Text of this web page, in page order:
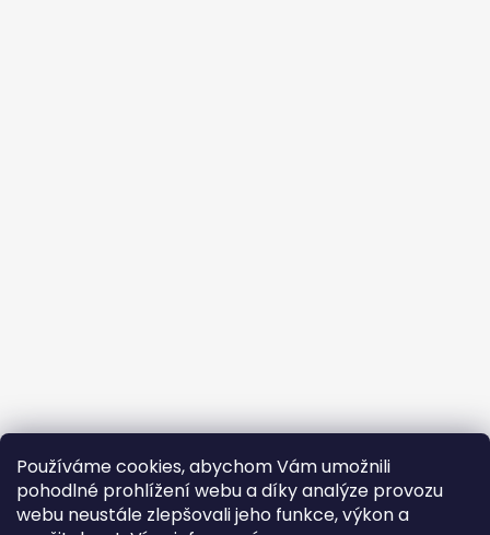
Používáme cookies, abychom Vám umožnili
pohodlné prohlížení webu a díky analýze provozu
webu neustále zlepšovali jeho funkce, výkon a